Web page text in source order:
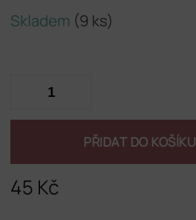
45 Kč
Skladem (9 ks)
PŘIDAT DO KOŠÍKU